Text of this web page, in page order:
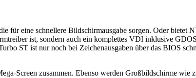
für eine schnellere Bildschirmausgabe sorgen. Oder bietet
ist, sondern auch ein komplettes VDI inklusive
ST ist nur noch bei Zeichenausgaben über das BIOS
Screen zusammen. Ebenso werden Großbildschirme wie